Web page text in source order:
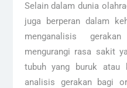
Selain dalam dunia
juga berperan dalam
menganalisis
mengurangi rasa sakit
tubuh yang buruk atau
analisis gerakan bagi